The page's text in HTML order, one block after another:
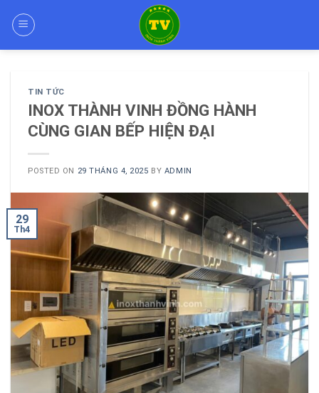
TIN TỨC
INOX THÀNH VINH ĐỒNG HÀNH
CÙNG GIAN BẾP HIỆN ĐẠI
POSTED ON 29 THÁNG 4, 2025 BY ADMIN
29
Th4